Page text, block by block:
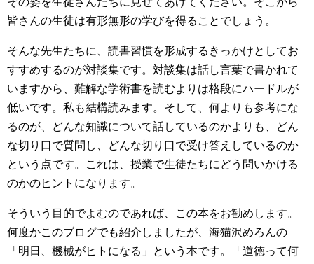
皆さんの生徒は有形無形の学びを得ることでしょう。
そんな先生たちに、読書習慣を形成するきっかけとしてお
すすめするのが対談集です。対談集は話し言葉で書かれて
いますから、難解な学術書を読むよりは格段にハードルが
低いです。私も結構読みます。そして、何よりも参考にな
るのが、どんな知識について話しているのかよりも、どん
な切り口で質問し、どんな切り口で受け答えしているのか
という点です。これは、授業で生徒たちにどう問いかける
のかのヒントになります。
そういう目的でよむのであれば、この本をお勧めします。
何度かこのブログでも紹介しましたが、海猫沢めろんの
「明日、機械がヒトになる」という本です。「道徳って何